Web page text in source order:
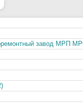
завод МРП